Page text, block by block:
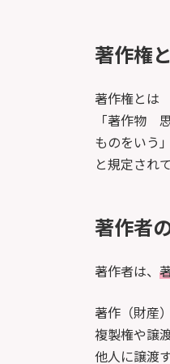
著作権
著作権とは
「著作物
ものをいう
と規定され
著作者
著作者は、
著作（財産
複製権や譲
他人に譲渡